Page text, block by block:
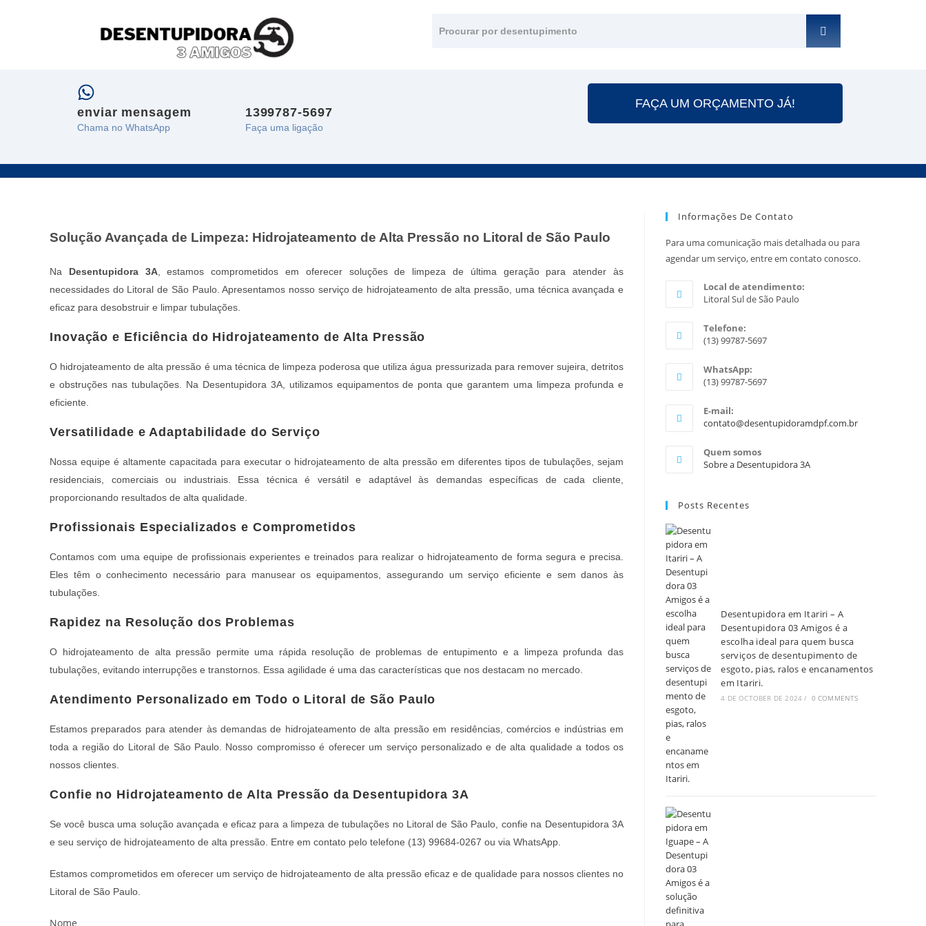
enviar mensagem
Chama no WhatsApp
1399787-5697
Faça uma ligação
FAÇA UM ORÇAMENTO JÁ!
Solução Avançada de Limpeza: Hidrojateamento de Alta Pressão no Litoral de São Paulo
Na Desentupidora 3A, estamos comprometidos em oferecer soluções de limpeza de última geração para atender às
necessidades do Litoral de São Paulo. Apresentamos nosso serviço de hidrojateamento de alta pressão, uma técnica avançada e
eficaz para desobstruir e limpar tubulações.
Inovação e Eficiência do Hidrojateamento de Alta Pressão
O hidrojateamento de alta pressão é uma técnica de limpeza poderosa que utiliza água pressurizada para remover sujeira, detritos
e obstruções nas tubulações. Na Desentupidora 3A, utilizamos equipamentos de ponta que garantem uma limpeza profunda e
eficiente.
Versatilidade e Adaptabilidade do Serviço
Nossa equipe é altamente capacitada para executar o hidrojateamento de alta pressão em diferentes tipos de tubulações, sejam
residenciais, comerciais ou industriais. Essa técnica é versátil e adaptável às demandas específicas de cada cliente,
proporcionando resultados de alta qualidade.
Profissionais Especializados e Comprometidos
Contamos com uma equipe de profissionais experientes e treinados para realizar o hidrojateamento de forma segura e precisa.
Eles têm o conhecimento necessário para manusear os equipamentos, assegurando um serviço eficiente e sem danos às
tubulações.
Rapidez na Resolução dos Problemas
O hidrojateamento de alta pressão permite uma rápida resolução de problemas de entupimento e a limpeza profunda das
tubulações, evitando interrupções e transtornos. Essa agilidade é uma das características que nos destacam no mercado.
Atendimento Personalizado em Todo o Litoral de São Paulo
Estamos preparados para atender às demandas de hidrojateamento de alta pressão em residências, comércios e indústrias em
toda a região do Litoral de São Paulo. Nosso compromisso é oferecer um serviço personalizado e de alta qualidade a todos os
nossos clientes.
Confie no Hidrojateamento de Alta Pressão da Desentupidora 3A
Se você busca uma solução avançada e eficaz para a limpeza de tubulações no Litoral de São Paulo, confie na Desentupidora 3A
e seu serviço de hidrojateamento de alta pressão. Entre em contato pelo telefone (13) 99684-0267 ou via WhatsApp.
Estamos comprometidos em oferecer um serviço de hidrojateamento de alta pressão eficaz e de qualidade para nossos clientes no
Litoral de São Paulo.
Nome
Informações De Contato
Para uma comunicação mais detalhada ou para
agendar um serviço, entre em contato conosco.
Local de atendimento:
Litoral Sul de São Paulo
Telefone:
(13) 99787-5697
WhatsApp:
(13) 99787-5697
E-mail:
contato@desentupidoramdpf.com.br
Quem somos
Sobre a Desentupidora 3A
Posts Recentes
Desentupidora em Itariri – A
Desentupidora 03 Amigos é a
escolha ideal para quem busca
serviços de desentupimento de
esgoto, pias, ralos e encanamentos
em Itariri.
4 DE OCTOBER DE 2024 / 0 COMMENTS